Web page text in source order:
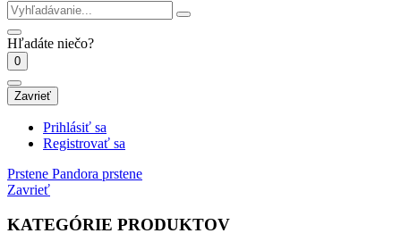
Hľadáte niečo?
0
Zavrieť
Prihlásiť sa
Registrovať sa
Prstene Pandora prstene
Zavrieť
KATEGÓRIE PRODUKTOV